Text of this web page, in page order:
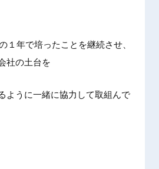
１年で培ったことを継続させ、
社の土台を
ように一緒に協力して取組んで